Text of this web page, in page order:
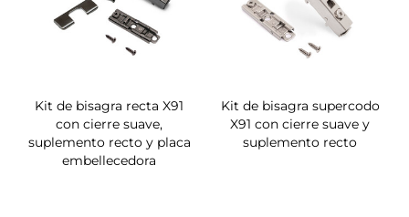
Kit de bisagra recta X91
con cierre suave,
suplemento recto y placa
embellecedora
Kit de bisagra supercodo
X91 con cierre suave y
suplemento recto